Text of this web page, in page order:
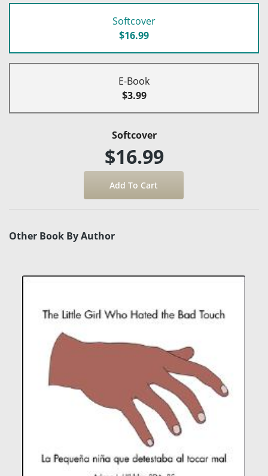
Softcover
$16.99
E-Book
$3.99
Softcover
$16.99
Other Book By Author